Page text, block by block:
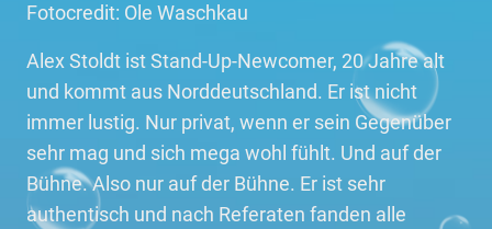
Fotocredit: Ole Waschkau
Alex Stoldt ist Stand-Up-Newcomer, 20 Jahre alt
und kommt aus Norddeutschland. Er ist nicht
immer lustig. Nur privat, wenn er sein Gegenüber
sehr mag und sich mega wohl fühlt. Und auf der
Bühne. Also nur auf der Bühne. Er ist sehr
authentisch und nach Referaten fanden alle